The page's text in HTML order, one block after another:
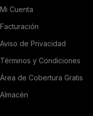
Mi Cuenta
Facturación
Aviso de Privacidad
Términos y Condiciones
Área de Cobertura Gratis
Almacén